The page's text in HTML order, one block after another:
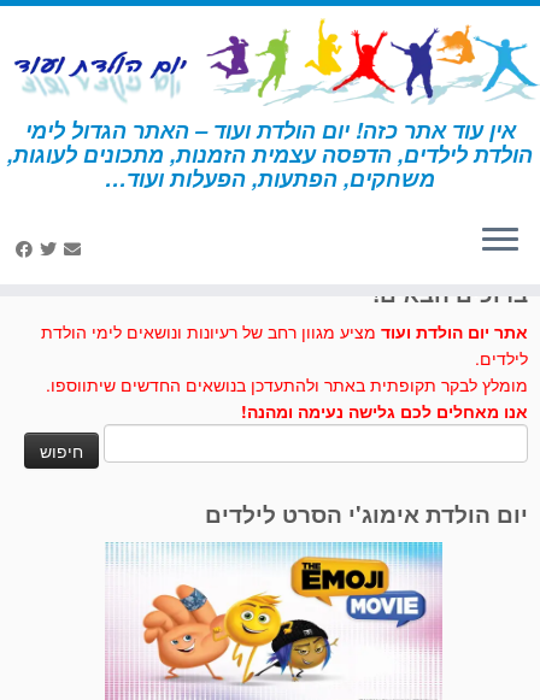
דלג
לתוכן
אין עוד אתר כזה! יום הולדת ועוד – האתר הגדול לימי
הולדת לילדים, הדפסה עצמית הזמנות, מתכונים לעוגות,
משחקים, הפתעות, הפעלות ועוד… דף הבית » מתכונים לעוגות וכיבוד » עוגת גלידה ועוגיות אוריאו
ברוכים הבאים!
אתר יום הולדת ועוד מציע מגוון רחב של רעיונות ונושאים לימי הולדת
לילדים.
מומלץ לבקר תקופתית באתר ולהתעדכן בנושאים החדשים שיתווספו.
אנו מאחלים לכם גלישה נעימה ומהנה!
יום הולדת אימוג'י הסרט לילדים